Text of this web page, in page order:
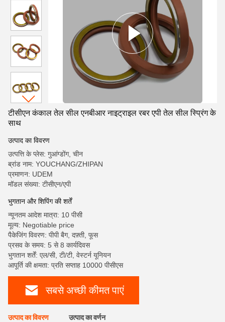
टीसीएन कंकाल तेल सील एनबीआर नाइट्राइल रबर एपी तेल सील स्प्रिंग के
साथ
उत्पाद का विवरण
उत्पत्ति के प्लेस: गुआंग्डोंग, चीन
ब्रांड नाम: YOUCHANG/ZHIPAN
प्रमाणन: UDEM
मॉडल संख्या: टीसीएन/एपी
भुगतान और शिपिंग की शर्तें
न्यूनतम आदेश मात्रा: 10 पीसी
मूल्य: Negotiable price
पैकेजिंग विवरण: पीपी बैग, दफ़्ती, फूस
प्रसव के समय: 5 से 8 कार्यदिवस
भुगतान शर्तें: एल/सी, टी/टी, वेस्टर्न यूनियन
आपूर्ति की क्षमता: प्रति सप्ताह 10000 पीसीएस
सबसे अच्छी कीमत पाएं
उत्पाद का विवरण उत्पाद का वर्णन